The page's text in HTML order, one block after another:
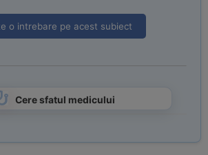
o intrebare pe acest subiect
Cere sfatul medicului